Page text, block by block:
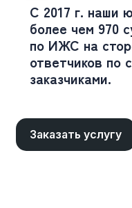
С 2017 г. наши
более чем 970
по ИЖС на
ответчиков по
заказчиками.
Заказать услугу